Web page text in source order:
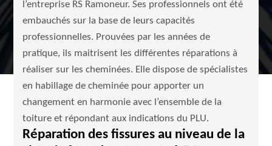
l’entreprise RS Ramoneur. Ses professionnels ont été
embauchés sur la base de leurs capacités
professionnelles. Prouvées par les années de
pratique, ils maitrisent les différentes réparations à
réaliser sur les cheminées. Elle dispose de spécialistes
en habillage de cheminée pour apporter un
changement en harmonie avec l’ensemble de la
toiture et répondant aux indications du PLU.
Réparation des fissures au niveau de la